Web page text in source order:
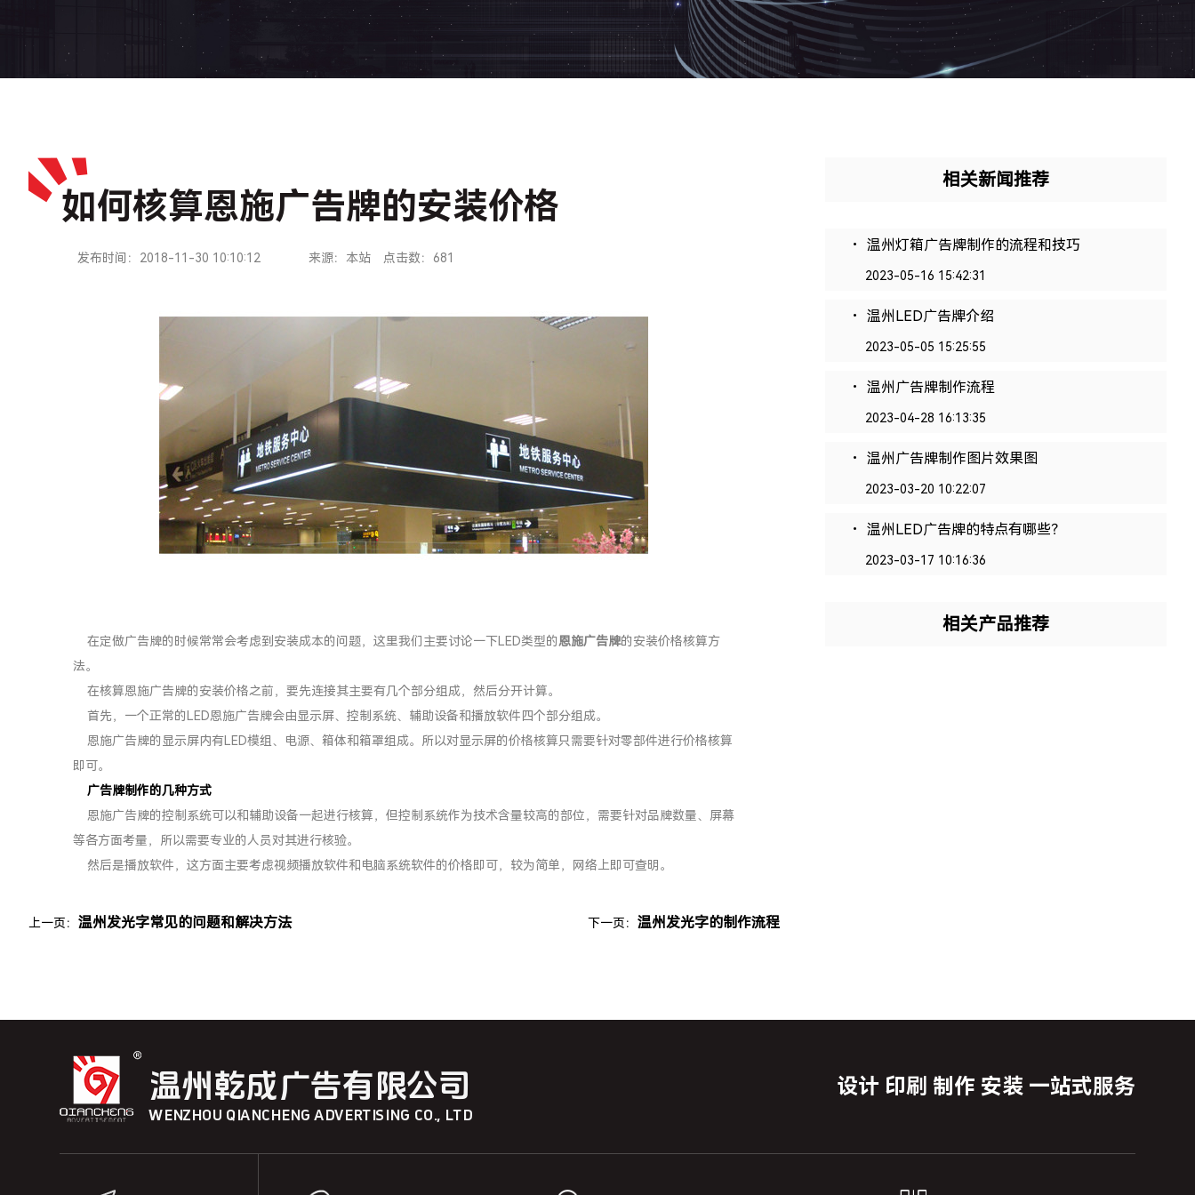
如何核算恩施广告牌的安装价格
发布时间：2018-11-30 10:10:12 来源：本站 点击数： 681
在定做广告牌的时候常常会考虑到安装成本的问题，这里我们主要讨论一下LED类型的恩施广告牌的安装价格核算方
法。
在核算恩施广告牌的安装价格之前，要先连接其主要有几个部分组成，然后分开计算。
首先，一个正常的LED恩施广告牌会由显示屏、控制系统、辅助设备和播放软件四个部分组成。
恩施广告牌的显示屏内有LED模组、电源、箱体和箱罩组成。所以对显示屏的价格核算只需要针对零部件进行价格核算
即可。
广告牌制作的几种方式
恩施广告牌的控制系统可以和辅助设备一起进行核算，但控制系统作为技术含量较高的部位，需要针对品牌数量、屏幕
等各方面考量，所以需要专业的人员对其进行核验。
然后是播放软件，这方面主要考虑视频播放软件和电脑系统软件的价格即可，较为简单，网络上即可查明。
上一页： 温州发光字常见的问题和解决方法 下一页： 温州发光字的制作流程
相关新闻推荐
. 温州灯箱广告牌制作的流程和技巧
2023-05-16 15:42:31
. 温州LED广告牌介绍
2023-05-05 15:25:55
. 温州广告牌制作流程
2023-04-28 16:13:35
. 温州广告牌制作图片效果图
2023-03-20 10:22:07
. 温州LED广告牌的特点有哪些？
2023-03-17 10:16:36
相关产品推荐
温州乾成广告有限公司
WENZHOU QIANCHENG ADVERTISING CO., LTD
设计 印刷 制作 安装 一站式服务